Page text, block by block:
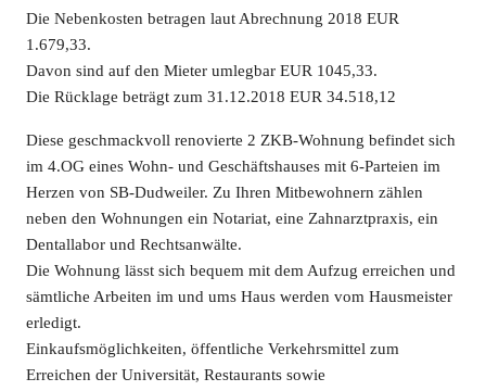
Die Nebenkosten betragen laut Abrechnung 2018 EUR
1.679,33.
Davon sind auf den Mieter umlegbar EUR 1045,33.
Die Rücklage beträgt zum 31.12.2018 EUR 34.518,12
Diese geschmackvoll renovierte 2 ZKB-Wohnung befindet sich
im 4.OG eines Wohn- und Geschäftshauses mit 6-Parteien im
Herzen von SB-Dudweiler. Zu Ihren Mitbewohnern zählen
neben den Wohnungen ein Notariat, eine Zahnarztpraxis, ein
Dentallabor und Rechtsanwälte.
Die Wohnung lässt sich bequem mit dem Aufzug erreichen und
sämtliche Arbeiten im und ums Haus werden vom Hausmeister
erledigt.
Einkaufsmöglichkeiten, öffentliche Verkehrsmittel zum
Erreichen der Universität, Restaurants sowie